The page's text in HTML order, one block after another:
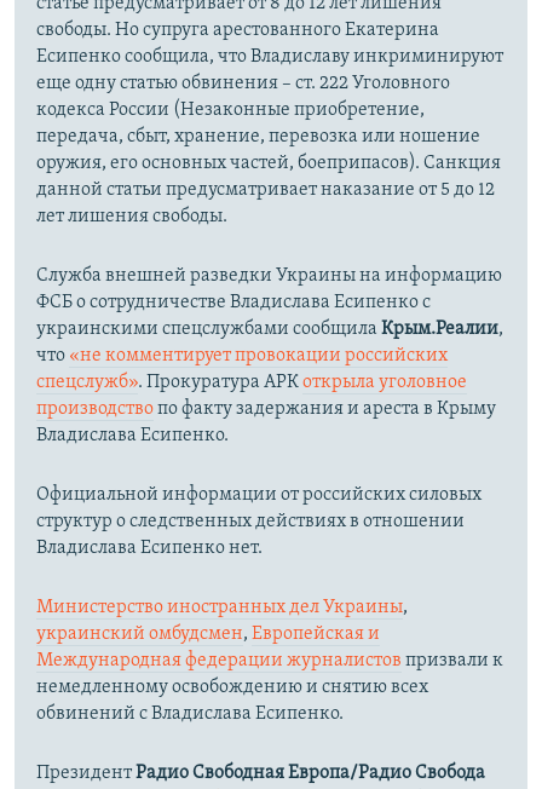
свободы. Но супруга арестованного Екатерина
Есипенко сообщила, что Владиславу инкриминируют
еще одну статью обвинения – ст. 222 Уголовного
кодекса России (Незаконные приобретение,
передача, сбыт, хранение, перевозка или ношение
оружия, его основных частей, боеприпасов). Санкция
данной статьи предусматривает наказание от 5 до 12
лет лишения свободы.
Служба внешней разведки Украины на информацию
ФСБ о сотрудничестве Владислава Есипенко с
украинскими спецслужбами сообщила Крым.Реалии,
что «не комментирует провокации российских
спецслужб». Прокуратура АРКоткрыла уголовное
производствопо факту задержания и ареста в Крыму
Владислава Есипенко.
Официальной информации от российских силовых
структур о следственных действиях в отношении
Владислава Есипенко нет.
Министерство иностранных дел Украины,
украинский омбудсмен, Европейская и
Международная федерации журналистов призвали к
немедленному освобождению и снятию всех
обвинений с Владислава Есипенко.
ПрезидентРадио Свободная Европа/Радио Свобода